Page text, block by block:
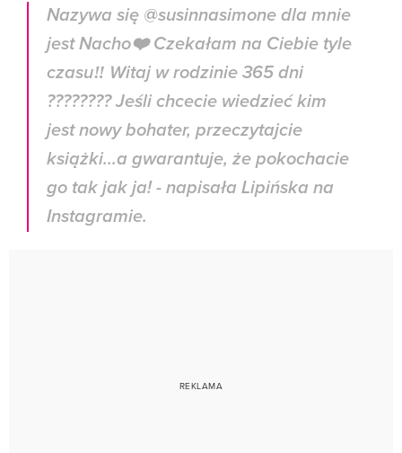
Nazywa się @susinnasimone dla mnie
jest Nacho❤️ Czekałam na Ciebie tyle
czasu‼️ Witaj w rodzinie 365 dni
???????? Jeśli chcecie wiedzieć kim
jest nowy bohater, przeczytajcie
książki...a gwarantuje, że pokochacie
go tak jak ja! - napisała Lipińska na
Instagramie.